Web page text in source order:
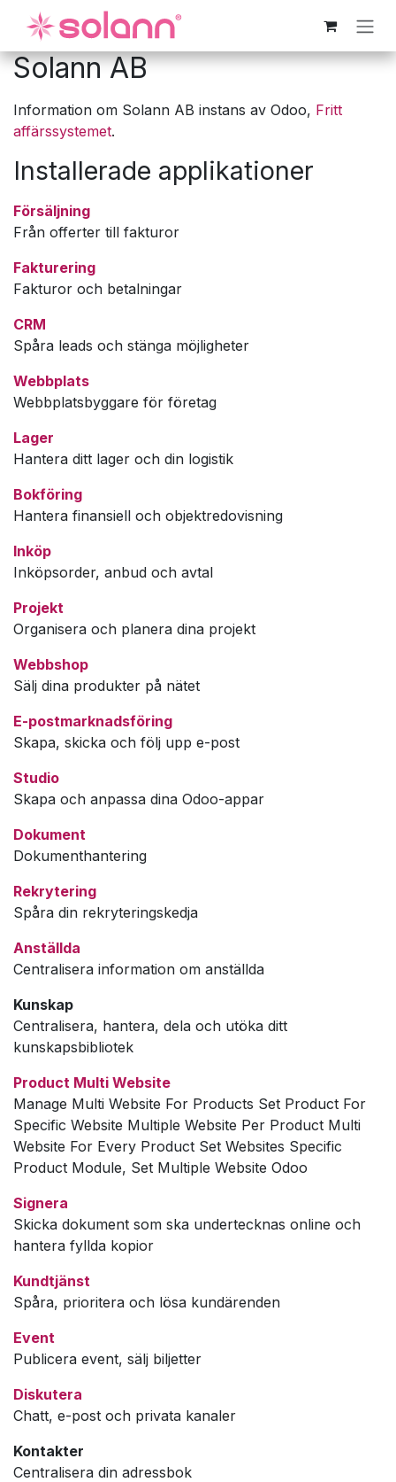
Hoppa till innehåll
Solann AB
Information om Solann AB instans av Odoo, Fritt
affärssystemet.
Installerade applikationer
Försäljning
Från offerter till fakturor
Fakturering
Fakturor och betalningar
CRM
Spåra leads och stänga möjligheter
Webbplats
Webbplatsbyggare för företag
Lager
Hantera ditt lager och din logistik
Bokföring
Hantera finansiell och objektredovisning
Inköp
Inköpsorder, anbud och avtal
Projekt
Organisera och planera dina projekt
Webbshop
Sälj dina produkter på nätet
E-postmarknadsföring
Skapa, skicka och följ upp e-post
Studio
Skapa och anpassa dina Odoo-appar
Dokument
Dokumenthantering
Rekrytering
Spåra din rekryteringskedja
Anställda
Centralisera information om anställda
Kunskap
Centralisera, hantera, dela och utöka ditt
kunskapsbibliotek
Product Multi Website
Manage Multi Website For Products Set Product For
Specific Website Multiple Website Per Product Multi
Website For Every Product Set Websites Specific
Product Module, Set Multiple Website Odoo
Signera
Skicka dokument som ska undertecknas online och
hantera fyllda kopior
Kundtjänst
Spåra, prioritera och lösa kundärenden
Event
Publicera event, sälj biljetter
Diskutera
Chatt, e-post och privata kanaler
Kontakter
Centralisera din adressbok